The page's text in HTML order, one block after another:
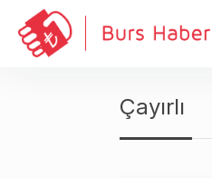
Çayırlı